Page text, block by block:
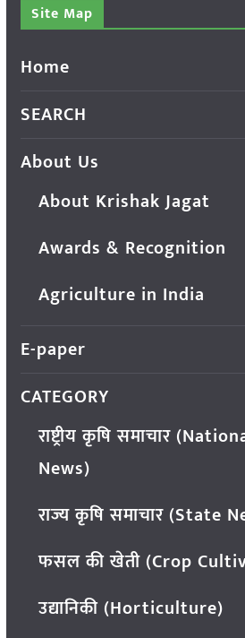
Site Map
Home
SEARCH
About Us
About Krishak Jagat
Awards & Recognition
Agriculture in India
E-paper
CATEGORY
राष्ट्रीय कृषि समाचार
News)
राज्य कृषि समाचार (State
फसल की खेती (Crop
उद्यानिकी (Horticulture)